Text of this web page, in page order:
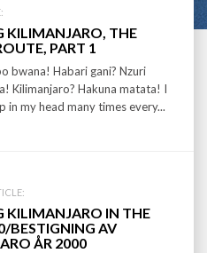
KILIMANJARO, THE
PART 1
bwana! Habari gani? Nzuri
Kilimanjaro? Hakuna matata! I
in my head many times every...
KILIMANJARO IN THE
BESTIGNING AV
ÅR 2000